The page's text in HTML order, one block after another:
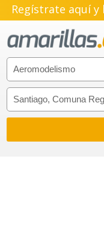
Regístrate aquí y